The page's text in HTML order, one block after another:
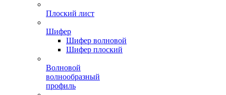
Плоский лист
Шифер
Шифер волновой
Шифер плоский
Волновой
волнообразный
профиль